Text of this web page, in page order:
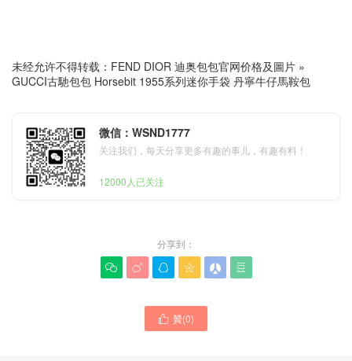
未经允许不得转载： FEND DIOR 迪奥包包官网价格及圖片 »
GUCCI古馳包包 Horsebit 1955系列迷你手袋 丹寧牛仔馬鞍包
微信：WSND1777
关注我们，每天分享更多有趣的事儿，有趣有料！
12000人已关注
分享到：
     
 贊(0)
GUCCI古馳女士包 Diana竹